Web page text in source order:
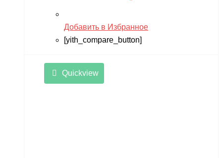
Добавить в Избранное
[yith_compare_button]
Quickview